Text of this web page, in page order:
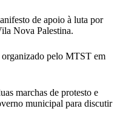
de apoio à luta por
Nova Palestina.
pelo MTST em
marchas de protesto e
municipal para discutir